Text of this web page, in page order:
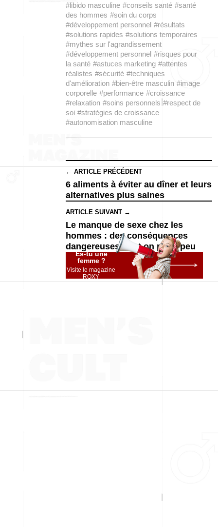
#libido masculine #conseils santé #santé
des hommes #soin du corps
#développement personnel #résultats
#solutions rapides #solutions temporaires
#mythes sur l'agrandissement
#développement personnel #risques pour
la santé #astuces marketing #attentes
réalistes #sécurité #techniques
d'amélioration #bien-être masculin #image
corporelle #performance #croissance
#relaxation #soins personnels #respect de
soi #stratégies de croissance
#autonomisation masculine
← ARTICLE PRÉCÉDENT
6 aliments à éviter au dîner et leurs
alternatives plus saines
ARTICLE SUIVANT →
Le manque de sexe chez les
hommes : des conséquences
dangereuses dont on parle peu
Es-tu une
femme ?
Visite le magazine
ROXY